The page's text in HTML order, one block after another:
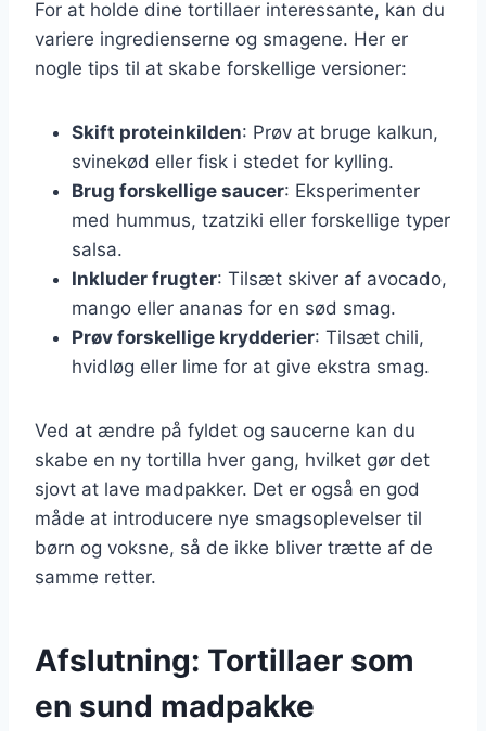
For at holde dine tortillaer interessante, kan du
variere ingredienserne og smagene. Her er
nogle tips til at skabe forskellige versioner:
Skift proteinkilden: Prøv at bruge kalkun,
svinekød eller fisk i stedet for kylling.
Brug forskellige saucer: Eksperimenter
med hummus, tzatziki eller forskellige typer
salsa.
Inkluder frugter: Tilsæt skiver af avocado,
mango eller ananas for en sød smag.
Prøv forskellige krydderier: Tilsæt chili,
hvidløg eller lime for at give ekstra smag.
Ved at ændre på fyldet og saucerne kan du
skabe en ny tortilla hver gang, hvilket gør det
sjovt at lave madpakker. Det er også en god
måde at introducere nye smagsoplevelser til
børn og voksne, så de ikke bliver trætte af de
samme retter.
Afslutning: Tortillaer som
en sund madpakke